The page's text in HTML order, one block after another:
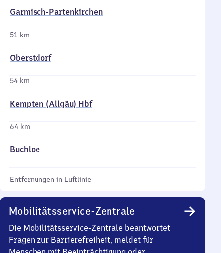
Garmisch-Partenkirchen
51 km
Oberstdorf
54 km
Kempten (Allgäu) Hbf
64 km
Buchloe
Entfernungen in Luftlinie
Mobilitätsservice-Zentrale
Die Mobilitätsservice-Zentrale beantwortet
Fragen zur Barrierefreiheit, meldet für